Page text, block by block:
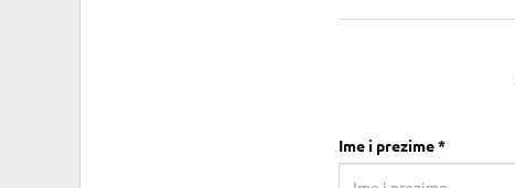
Ime i prezime *